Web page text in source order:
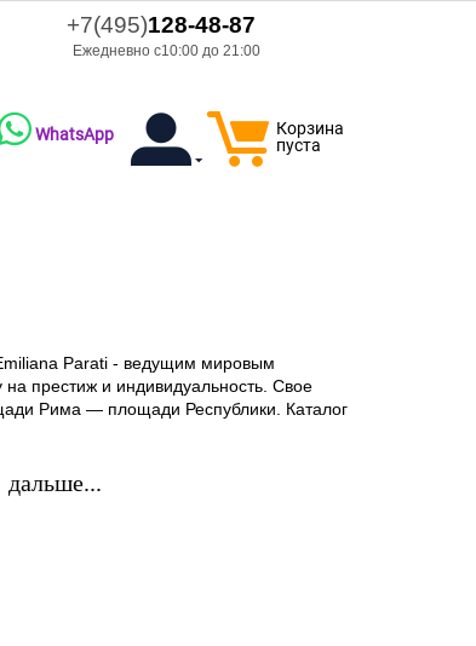
+7(495)128-48-87
Ежедневно с10:00 до 21:00
Корзина
пуста
WhatsApp
Parati - ведущим мировым
на престиж и индивидуальность. Свое
Рима — площади Республики. Каталог